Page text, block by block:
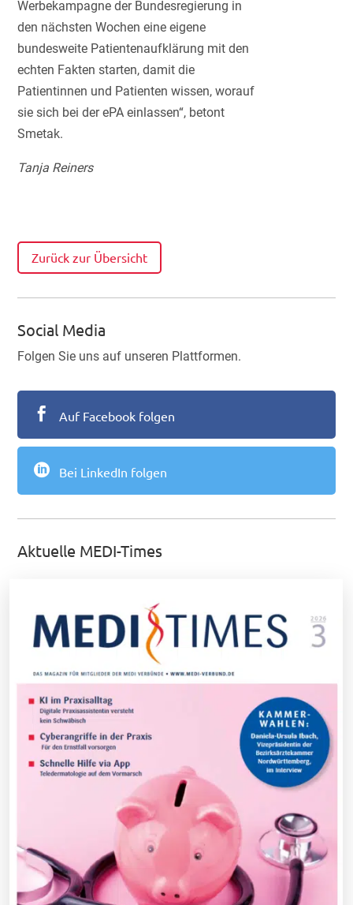
Werbekampagne der Bundesregierung in
den nächsten Wochen eine eigene
bundesweite Patientenaufklärung mit den
echten Fakten starten, damit die
Patientinnen und Patienten wissen, worauf
sie sich bei der ePA einlassen“, betont
Smetak.
Tanja Reiners
Zurück zur Übersicht
Social Media
Folgen Sie uns auf unseren Plattformen.
 Auf Facebook folgen
 Bei LinkedIn folgen
Aktuelle MEDI-Times